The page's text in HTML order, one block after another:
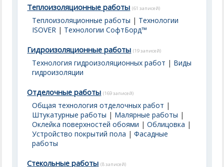
Теплоизоляционные работы (61 записей)
Теплоизоляционные работы | Технологии
ISOVER | Технологии СофтБорд™
Гидроизоляционные работы (19 записей)
Технология гидроизоляционных работ | Виды
гидроизоляции
Отделочные работы (169 записей)
Общая технология отделочных работ |
Штукатурные работы | Малярные работы |
Оклейка поверхностей обоями |Облицовка |
Устройство покрытий пола |Фасадные
работы
Стекольные работы (8 записей)